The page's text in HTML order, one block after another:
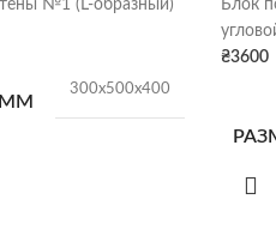
№1 (L-образный)
300х500х400
Блок
₴3600